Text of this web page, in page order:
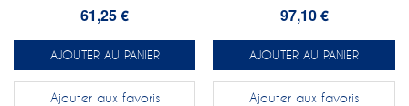
61,25 €
AJOUTER AU PANIER
Ajouter aux favoris
97,10 €
AJOUTER AU PANIER
Ajouter aux favoris